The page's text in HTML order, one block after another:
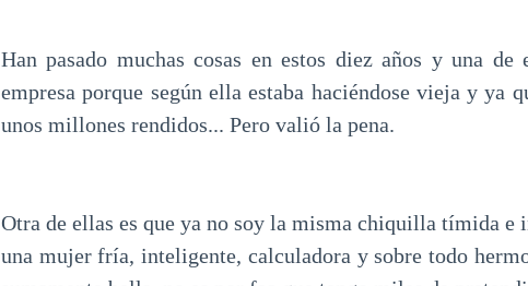
Han pasado muchas cosas en estos diez años y una
empresa porque según ella estaba haciéndose vieja y ya
unos millones rendidos... Pero valió la pena.
Otra de ellas es que ya no soy la misma chiquilla tímida e
una mujer fría, inteligente, calculadora y sobre todo